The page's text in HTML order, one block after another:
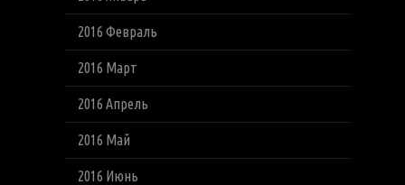
2016 Февраль
2016 Март
2016 Апрель
2016 Май
2016 Июнь